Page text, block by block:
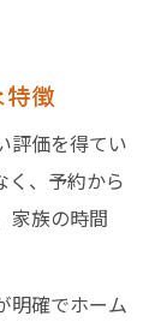
徴
評価を得てい
く、予約から
家族の時間
明確でホーム